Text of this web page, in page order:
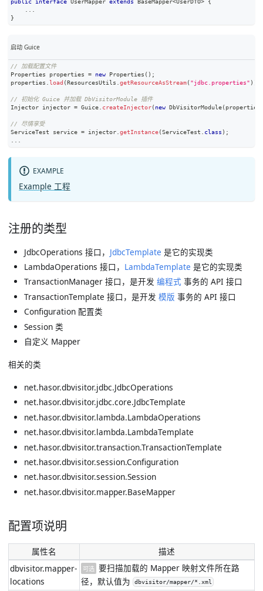
public interface UserMapper extends BaseMapper<UserDTO>
{
}
启动 Guice
// 加载配置文件
Properties properties = new Properties ( ) ;
properties .load (ResourcesUtils .getResourceAsStream( "jdbc.properties" )
// 初始化 Guice 并加载 DbVisitorModule 插件
Injector injector = Guice. createInjector( new DbVisitorModule( properties
// 尽情享受
ServiceTest service = injector.getInstance(ServiceTest . class ) ;
. . .
EXAMPLE
Example 工程
注册的类型
JdbcOperations 接口， JdbcTemplate 是它的实现类
LambdaOperations 接口， LambdaTemplate 是它的实现类
TransactionManager 接口，是开发 编程式 事务的 API 接口
TransactionTemplate 接口，是开发 模版 事务的 API 接口
Configuration 配置类
Session 类
自定义 Mapper
相关的类
net.hasor.dbvisitor.jdbc.JdbcOperations
net.hasor.dbvisitor.jdbc.core.JdbcTemplate
net.hasor.dbvisitor.lambda.LambdaOperations
net.hasor.dbvisitor.lambda.LambdaTemplate
net.hasor.dbvisitor.transaction.TransactionTemplate
net.hasor.dbvisitor.session.Configuration
net.hasor.dbvisitor.session.Session
net.hasor.dbvisitor.mapper.BaseMapper
配置项说明
属性名
描述
dbvisitor.mapper-
locations
可选 要扫描加载的 Mapper 映射文件所在路
径，默认值为 dbvisitor/mapper/*.xml